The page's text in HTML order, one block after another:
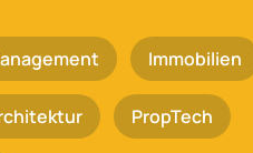
Immobilien
PropTech